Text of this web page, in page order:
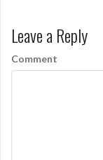
t
n
Leave a Reply
Comment